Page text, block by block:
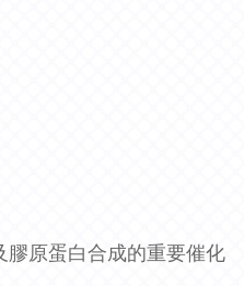
膠原蛋白合成的重要催化